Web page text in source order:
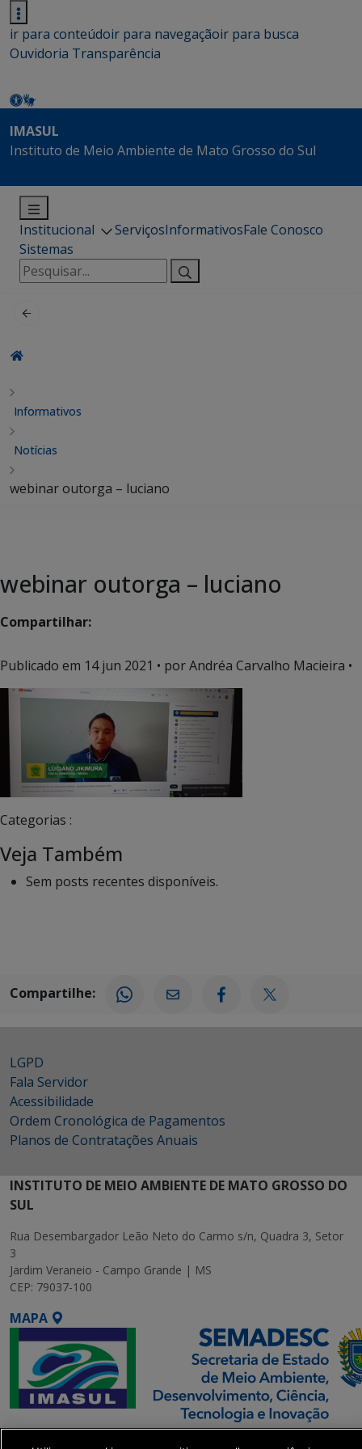
ir para conteúdoir para navegaçãoir para busca
Ouvidoria Transparência
IMASUL
Instituto de Meio Ambiente de Mato Grosso do Sul
Institucional ServiçosInformativosFale Conosco
Sistemas
Pesquisar
por:
Informativos
Notícias
webinar outorga – luciano
webinar outorga – luciano
Compartilhar:
Publicado em 14 jun 2021 • por Andréa Carvalho Macieira •
Categorias :
Veja Também
Sem posts recentes disponíveis.
Compartilhe:
LGPD
Fala Servidor
Acessibilidade
Ordem Cronológica de Pagamentos
Planos de Contratações Anuais
INSTITUTO DE MEIO AMBIENTE DE MATO GROSSO DO
SUL
Rua Desembargador Leão Neto do Carmo s/n, Quadra 3, Setor
3
Jardim Veraneio - Campo Grande | MS
CEP: 79037-100
MAPA